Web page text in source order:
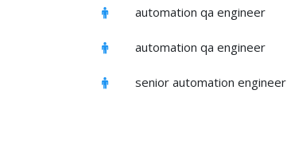
automation qa engineer
automation qa engineer
senior automation engineer